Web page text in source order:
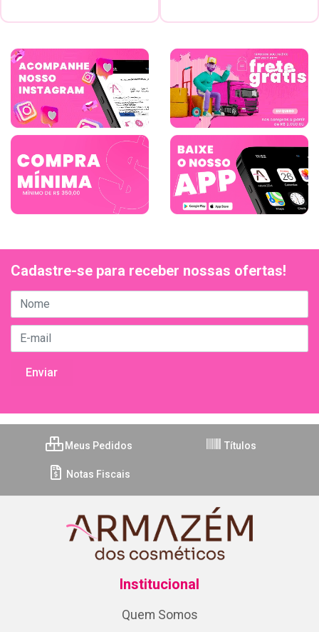
Cadastre-se para receber nossas ofertas!
Meus Pedidos Títulos
Notas Fiscais
Institucional
Quem Somos